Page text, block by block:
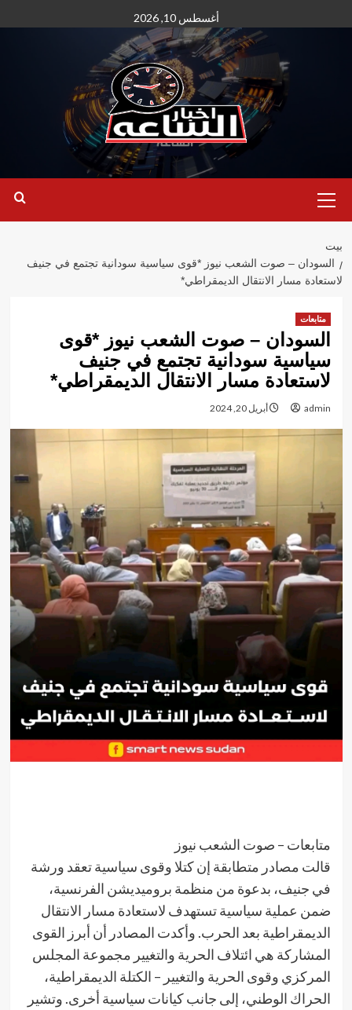
إلى
أغسطس 10, 2026
الأساسية
بيت
السودان – صوت الشعب نيوز *قوى سياسية سودانية تجتمع في جنيف
لاستعادة مسار الانتقال الديمقراطي*
متابعات
السودان – صوت الشعب نيوز *قوى
سياسية سودانية تجتمع في جنيف
لاستعادة مسار الانتقال الديمقراطي*
admin أبريل 20, 2024
متابعات – صوت الشعب نيوز
قالت مصادر متطابقة إن كتلا وقوى سياسية تعقد ورشة
في جنيف، بدعوة من منظمة بروميديشن الفرنسية،
ضمن عملية سياسية تستهدف لاستعادة مسار الانتقال
الديمقراطية بعد الحرب. وأكدت المصادر أن أبرز القوى
المشاركة هي ائتلاف الحرية والتغيير مجموعة المجلس
المركزي وقوى الحرية والتغيير – الكتلة الديمقراطية،
الحراك الوطني، إلى جانب كيانات سياسية أخرى. وتشير